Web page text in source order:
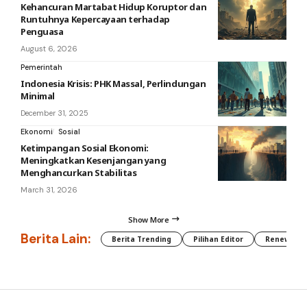
Kehancuran Martabat Hidup Koruptor dan
Runtuhnya Kepercayaan terhadap
Penguasa
August 6, 2026
Pemerintah
Indonesia Krisis: PHK Massal, Perlindungan
Minimal
December 31, 2025
Ekonomi
Sosial
Ketimpangan Sosial Ekonomi:
Meningkatkan Kesenjangan yang
Menghancurkan Stabilitas
March 31, 2026
Show More
Berita Lain: Berita Trending Pilihan Editor